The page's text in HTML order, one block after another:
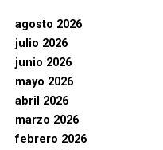
agosto 2026
julio 2026
junio 2026
mayo 2026
abril 2026
marzo 2026
febrero 2026